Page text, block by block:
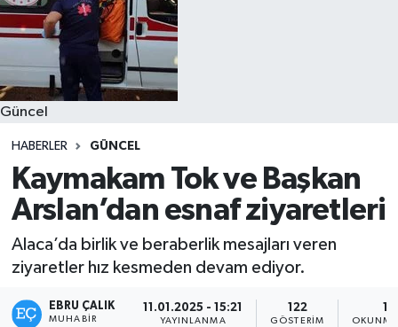
Güncel
HABERLER GÜNCEL
Kaymakam Tok ve Başkan
Arslan’dan esnaf ziyaretleri
Alaca’da birlik ve beraberlik mesajları veren
ziyaretler hız kesmeden devam ediyor.
EBRU ÇALIK
MUHABIR
11.01.2025 - 15:21
YAYINLANMA
122
GÖSTERIM
Süper Lig Puan Durumu ve Fikstür
Tüm Manşetler
Son Dakika Haberleri
Haber Arşivi